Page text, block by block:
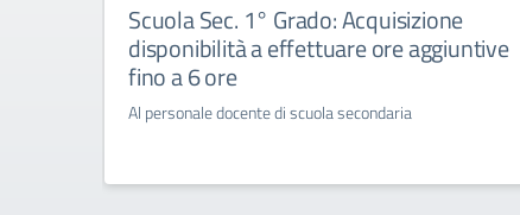
Scuola Sec. 1° Grado: Acquisizione
disponibilità a effettuare ore aggiuntive
fino a 6 ore
Al personale docente di scuola secondaria